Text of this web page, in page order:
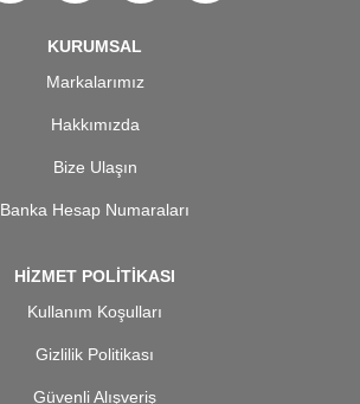
KURUMSAL
Markalarımız
Hakkımızda
Bize Ulaşın
Banka Hesap Numaraları
HİZMET POLİTİKASI
Kullanım Koşulları
Gizlilik Politikası
Güvenli Alışveriş